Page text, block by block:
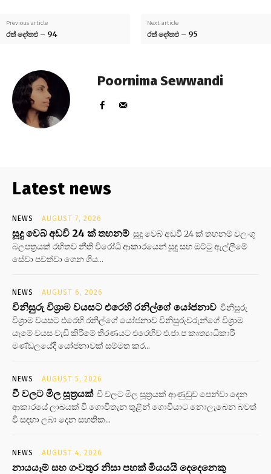
Previous article
රත් දෝතළු – 94
Next article
රත් දෝතළු – 95
Poornima Sewwandi
Latest news
NEWS AUGUST 7, 2026
සූදු වෙබ් අඩවි 24 ක් තහනම් සූදු වෙබ් අඩවි 24 ක් තහනම් වලංගු
බලපත්‍රයක් රහිතව නීති විරෝධි ආකාරයෙන් සූදු සහ ඔට්ටු ඇල්ලීමේ
සේවා පවත්වා ගෙන ගිය...
NEWS AUGUST 6, 2026
විනිසුරු විශ්‍රාම වයසට එරෙහි රනිල්ගේ යෝජනාව විනිසුරු
විශ්‍රාම වයසට එරෙහි රනිල්ගේ යෝජනාව විනිසුරුවරුන්ගේ විශ්‍රාම
යෑමේ වයස වැඩි කිරීමේ තීරණයට එරෙහිව එ.ජා.ප කෘත්‍යාධිකාරී
මණ්ඩලයේදී යෝජනාවක් සම්මත කර...
NEWS AUGUST 5, 2026
වී වලට මිල සූත්‍රයක් වී වලට මිල සූත්‍රයක් ආණුඩුව පෙන්වා දෙන
ආකාරයේ ලාබයක් වී ගොවිතැන තුළින් ගොවියාට නොලැබෙන බවත්
වී සඳහා ලබා දෙන සහතික...
NEWS AUGUST 4, 2026
නායයෑම් සහ ගංවතුර නිසා පහක් මියයයි දෙදෙනෙකු